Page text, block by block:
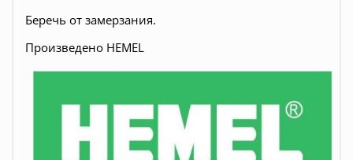
Беречь от замерзания.
Произведено HEMEL